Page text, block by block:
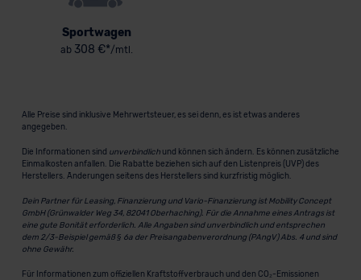
Sportwagen
ab 308 €*/mtl.
Alle Preise sind inklusive Mehrwertsteuer, es sei denn, es ist etwas anderes
angegeben.
Die Informationen sind unverbindlichund können sich ändern. Es können zusätzliche
Einmalkosten anfallen. Die Rabatte beziehen sich auf den Listenpreis (UVP) des
Herstellers. Änderungen seitens des Herstellers sind kurzfristig möglich.
Dein Partner für Leasing, Finanzierung und Vario-Finanzierung ist Mobility Concept
GmbH (Grünwalder Weg 34, 82041 Oberhaching). Für die Annahme eines Antrags ist
eine gute Bonität erforderlich. Alle Angaben sind unverbindlich und entsprechen
dem 2/3-Beispiel gemäß § 6a der Preisangabenverordnung (PAngV) Abs. 4 und sind
ohne Gewähr.
Für Informationen zum offiziellen Kraftstoffverbrauch und den CO₂-Emissionen